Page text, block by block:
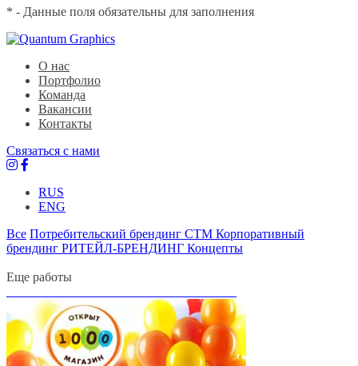
* - Данные поля обязательны для заполнения
Quantum Graphics
Брендинговое агентство
О нас
Портфолио
Команда
Вакансии
Контакты
Связаться с нами
RUS
ENG
Все Потребительский брендинг СТМ Корпоративный
брендинг РИТЕЙЛ-БРЕНДИНГ Концепты
Еще работы